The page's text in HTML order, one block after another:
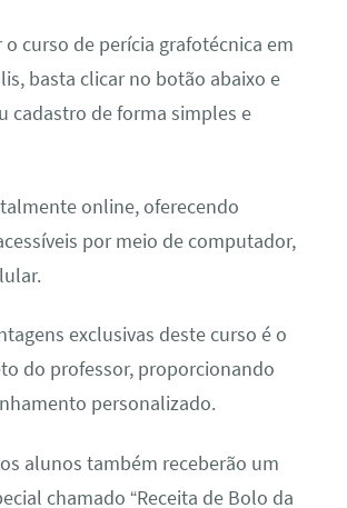
o curso de perícia grafotécnica em
basta clicar no botão abaixo e
cadastro de forma simples e
online, oferecendo
por meio de computador,
exclusivas deste curso é o
do professor, proporcionando
personalizado.
alunos também receberão um
chamado “Receita de Bolo da